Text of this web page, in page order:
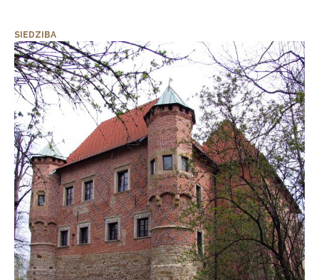
SIEDZIBA